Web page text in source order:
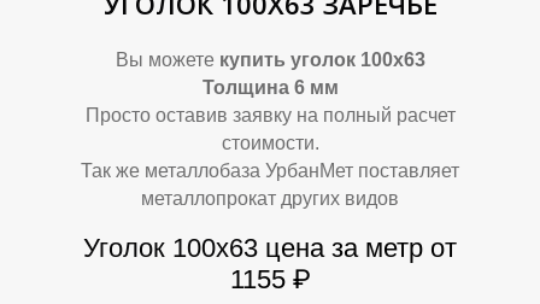
Вы можете купить уголок 100х63
Толщина 6 мм
Просто оставив заявку на полный расчет
стоимости.
Так же металлобаза УрбанМет поставляет
металлопрокат других видов
Уголок 100х63 цена за метр от
1155 ₽